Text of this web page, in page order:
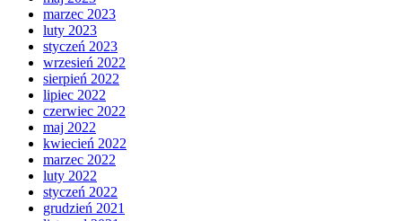
marzec 2023
luty 2023
styczeń 2023
wrzesień 2022
sierpień 2022
lipiec 2022
czerwiec 2022
maj 2022
kwiecień 2022
marzec 2022
luty 2022
styczeń 2022
grudzień 2021